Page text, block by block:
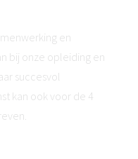
en
bij onze opleiding en
succesvol
kan ook voor de 4